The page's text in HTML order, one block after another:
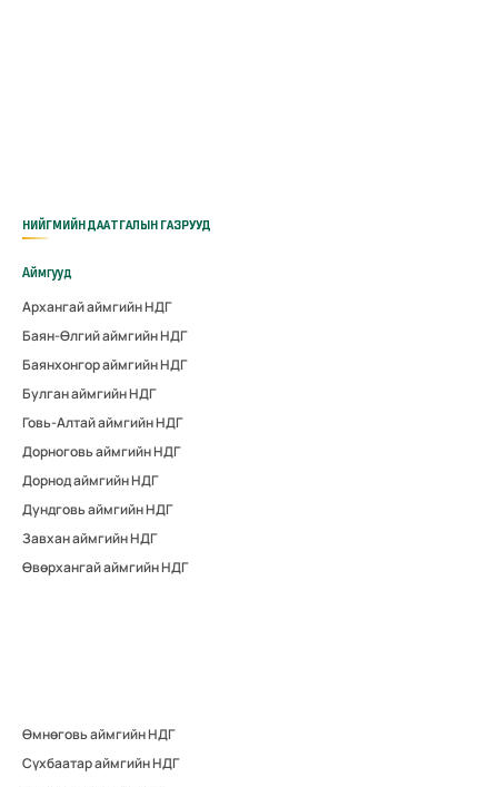
НИЙГМИЙН ДААТГАЛЫН ГАЗРУУД
Аймгууд
Архангай аймгийн НДГ
Баян-Өлгий аймгийн НДГ
Баянхонгор аймгийн НДГ
Булган аймгийн НДГ
Говь-Алтай аймгийн НДГ
Дорноговь аймгийн НДГ
Дорнод аймгийн НДГ
Дундговь аймгийн НДГ
Завхан аймгийн НДГ
Өвөрхангай аймгийн НДГ
Өмнөговь аймгийн НДГ
Сүхбаатар аймгийн НДГ